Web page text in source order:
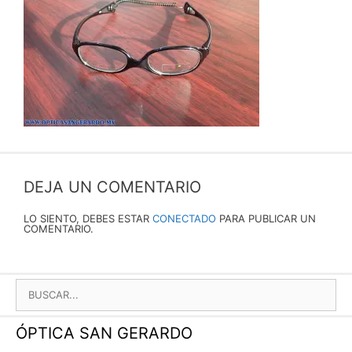
DEJA UN COMENTARIO
LO SIENTO, DEBES ESTAR CONECTADO PARA PUBLICAR UN
COMENTARIO.
BUSCAR:
ÓPTICA SAN GERARDO